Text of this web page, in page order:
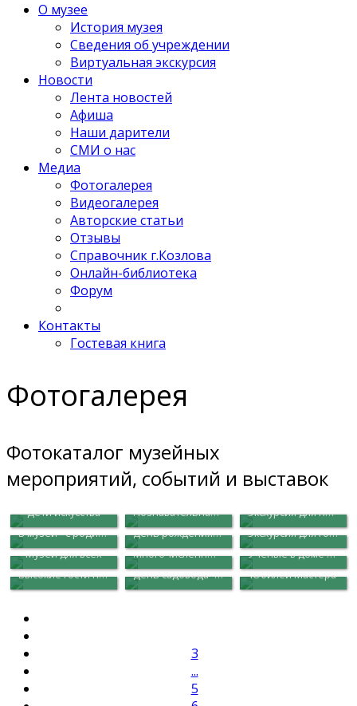
О музее
История музея
Сведения об учреждении
Виртуальная экскурсия
Новости
Лента новостей
Афиша
Наши дарители
СМИ о нас
Медиа
Фотогалерея
Видеогалерея
Авторские статьи
Отзывы
Справочник г.Козлова
Онлайн-библиотека
Форум
Контакты
Гостевая книга
Фотогалерея
Фотокаталог музейных
мероприятий, событий и выставок
Дети искусства Познавательная прогулка
Экскурсия для пожилых
В музей - с родителями
День рождения области
Экскурсия для гостей города
Музей для всех
Многочисленные гости
Ученые в доме Яковлева
Высокие гости на новой выставке
День садовода - в музее Юбилей Мастера
3
...
5